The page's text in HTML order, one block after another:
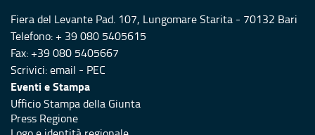
Fiera del Levante Pad. 107, Lungomare Starita - 70132 Bari
Telefono: + 39 080 5405615
Fax: +39 080 5405667
Scrivici:email - PEC
Eventi e Stampa
Ufficio Stampa della Giunta
Press Regione